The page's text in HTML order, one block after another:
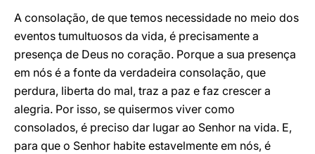
A consolação, de que temos necessidade no meio dos
eventos tumultuosos da vida, é precisamente a
presença de Deus no coração. Porque a sua presença
em nós é a fonte da verdadeira consolação, que
perdura, liberta do mal, traz a paz e faz crescer a
alegria. Por isso, se quisermos viver como
consolados, é preciso dar lugar ao Senhor na vida. E,
para que o Senhor habite estavelmente em nós, é